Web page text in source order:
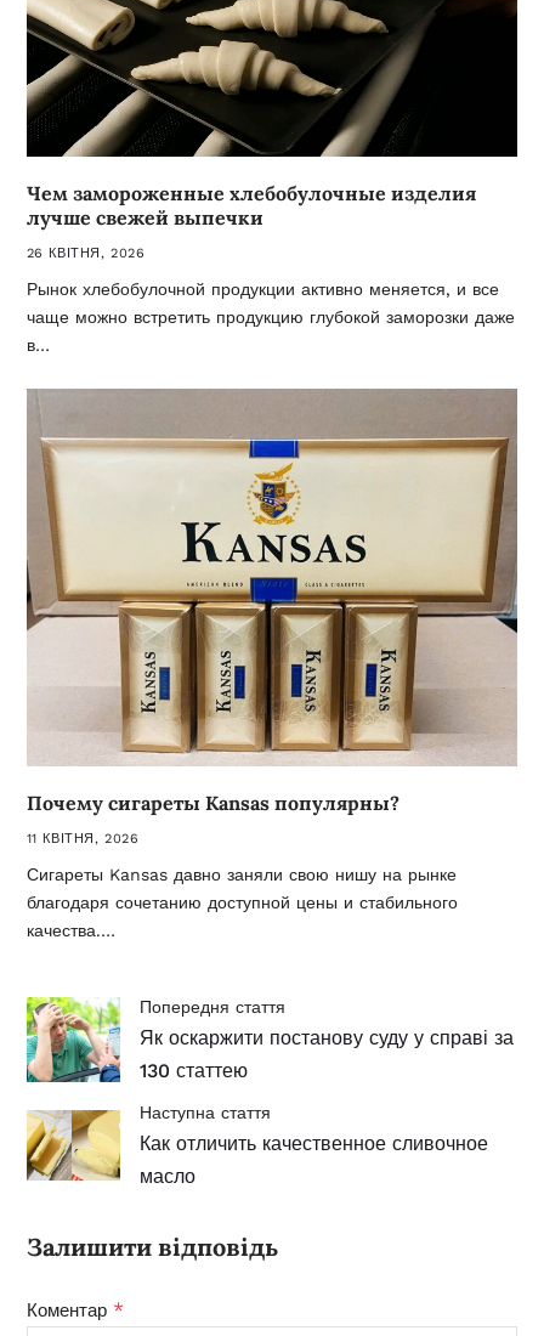
Чем замороженные хлебобулочные изделия
лучше свежей выпечки
26 КВІТНЯ, 2026
Рынок хлебобулочной продукции активно меняется, и все
чаще можно встретить продукцию глубокой заморозки даже
в…
Почему сигареты Kansas популярны?
11 КВІТНЯ, 2026
Сигареты Kansas давно заняли свою нишу на рынке
благодаря сочетанию доступной цены и стабильного
качества.…
Попередня стаття
Як оскаржити постанову суду у справі за
130 статтею
Наступна стаття
Как отличить качественное сливочное
масло
Залишити відповідь
Коментар *